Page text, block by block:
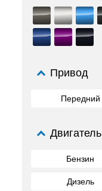
Привод
Передний
Двигатель
Бензин
Дизель